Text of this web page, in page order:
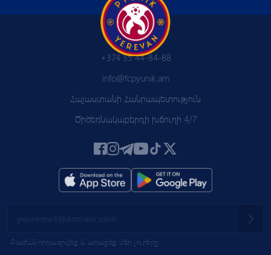
+374 55 44-84-88
info@fcpyunik.am
Հայաստանի Հանրապետություն
Ծիծեռնակաբերդի խճուղի 4/7
Բաժանորդագրվեք և ստացեք մեր լուրերը